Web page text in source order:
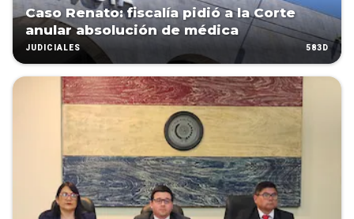
Caso Renato: fiscalía pidió a la Corte
anular absolución de médica
JUDICIALES 583D